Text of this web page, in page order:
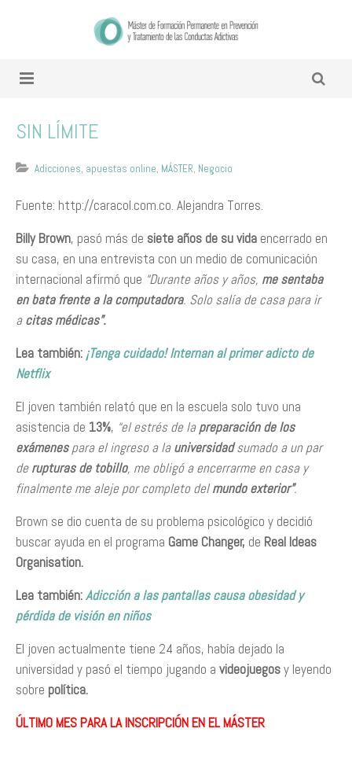
SIN LÍMITE
Adicciones, apuestas online, MÁSTER, Negocio
Fuente: http://caracol.com.co. Alejandra Torres.
Billy Brown, pasó más de siete años de su vida encerrado en
su casa, en una entrevista con un medio de comunicación
internacional afirmó que “Durante años y años, me sentaba
en bata frente a la computadora. Solo salía de casa para ir
acitas médicas”.
Lea también: ¡Tenga cuidado! Internan al primer adicto de
Netflix
El joven también relató que en la escuela solo tuvo una
asistencia de 13%, “el estrés de lapreparación de los
exámenespara el ingreso a launiversidadsumado a un par
derupturas de tobillo, me obligó a encerrarme en casa y
finalmente me aleje por completo delmundo exterior”.
Brown se dio cuenta de su problema psicológico y decidió
buscar ayuda en el programa Game Changer, de Real Ideas
Organisation.
Lea también:Adicción a las pantallas causa obesidad y
pérdida de visión en niños
El joven actualmente tiene 24 años, había dejado la
universidad y pasó el tiempo jugando a videojuegosy leyendo
sobre política.
ÚLTIMO MES PARA LA INSCRIPCIÓN EN EL MÁSTER